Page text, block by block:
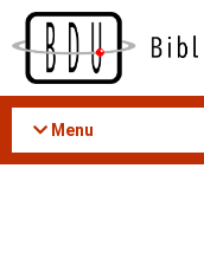
Acessar
conteúdo
Menu